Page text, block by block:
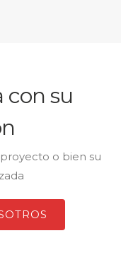
con su
o bien su